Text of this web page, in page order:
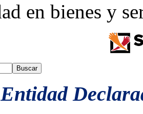
en bienes y
Entidad